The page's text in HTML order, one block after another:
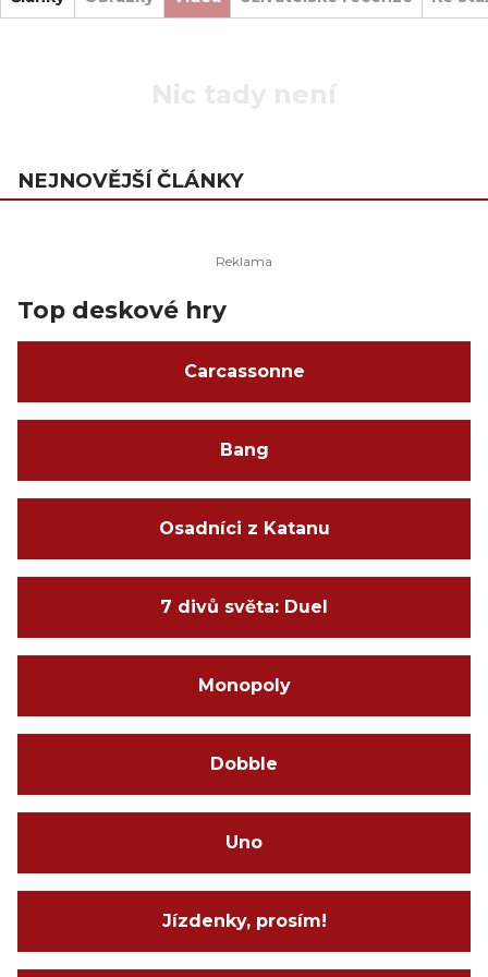
NEJNOVĚJŠÍ ČLÁNKY
Top deskové hry
Carcassonne
Bang
Osadníci z Katanu
7 divů světa: Duel
Monopoly
Dobble
Uno
Jízdenky, prosím!